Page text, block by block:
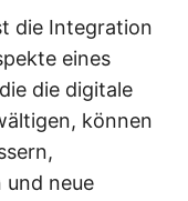
die Integration
eines
die digitale
können
und neue